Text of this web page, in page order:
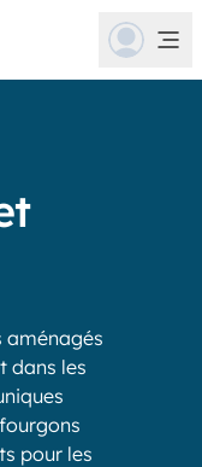
aménagés
dans les
pour les